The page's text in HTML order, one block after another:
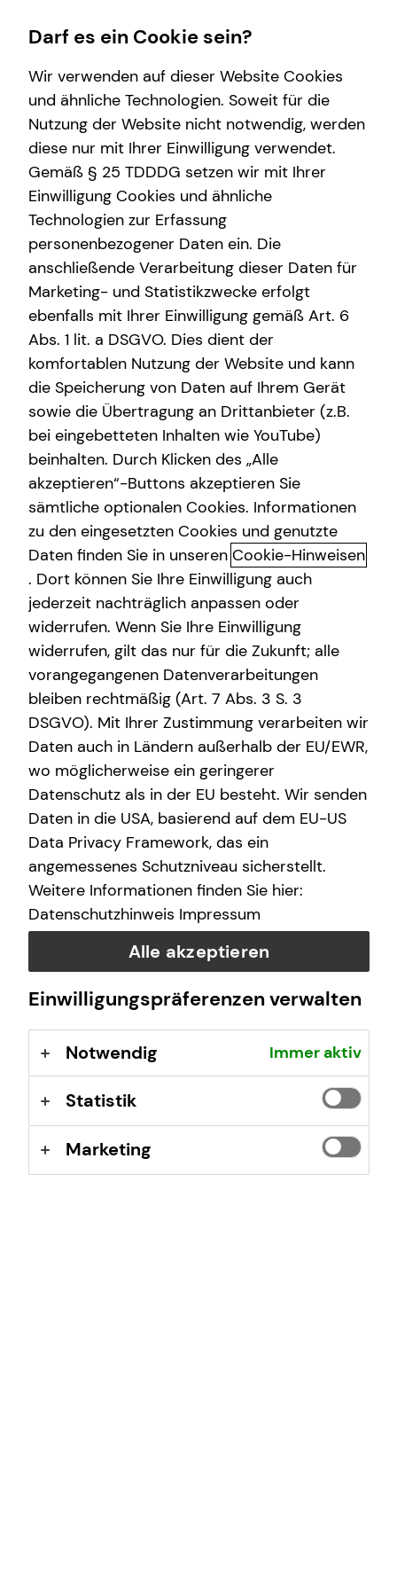
Wissenswertes
Über mich
Über tecis
Daniel Anczok
Daniel Anczok
Senior Sales Manager
in Berlin und Umgebung
Das ist tecis
Wir sind tecis, die Finanzberatung deiner Generation –
und begleiten dich auf deinem Weg in eine finanziell
selbstbestimmte Zukunft.
Mehr erfahren
Darf es ein Cookie sein?
Wir verwenden auf dieser Website Cookies
und ähnliche Technologien. Soweit für die
Nutzung der Website nicht notwendig, werden
diese nur mit Ihrer Einwilligung verwendet.
Gemäß § 25 TDDDG setzen wir mit Ihrer
Einwilligung Cookies und ähnliche
Technologien zur Erfassung
personenbezogener Daten ein. Die
anschließende Verarbeitung dieser Daten für
Marketing- und Statistikzwecke erfolgt
ebenfalls mit Ihrer Einwilligung gemäß Art. 6
Abs. 1 lit. a DSGVO. Dies dient der
komfortablen Nutzung der Website und kann
die Speicherung von Daten auf Ihrem Gerät
sowie die Übertragung an Drittanbieter (z.B.
bei eingebetteten Inhalten wie YouTube)
beinhalten. Durch Klicken des „Alle
akzeptieren“-Buttons akzeptieren Sie
sämtliche optionalen Cookies. Informationen
zu den eingesetzten Cookies und genutzte
Daten finden Sie in unseren Cookie-Hinweisen
. Dort können Sie Ihre Einwilligung auch
jederzeit nachträglich anpassen oder
widerrufen. Wenn Sie Ihre Einwilligung
widerrufen, gilt das nur für die Zukunft; alle
vorangegangenen Datenverarbeitungen
bleiben rechtmäßig (Art. 7 Abs. 3 S. 3
DSGVO). Mit Ihrer Zustimmung verarbeiten wir
Daten auch in Ländern außerhalb der EU/EWR,
wo möglicherweise ein geringerer
Datenschutz als in der EU besteht. Wir senden
Daten in die USA, basierend auf dem EU-US
Data Privacy Framework, das ein
angemessenes Schutzniveau sicherstellt.
Weitere Informationen finden Sie hier:
Datenschutzhinweis Impressum
Alle akzeptieren
Einwilligungspräferenzen verwalten
Notwendig Immer aktiv
Statistik
Marketing